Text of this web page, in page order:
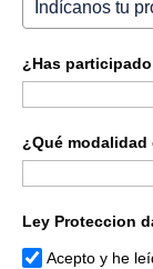
¿Has
¿Qué modalidad
Ley Proteccion
Acepto y he